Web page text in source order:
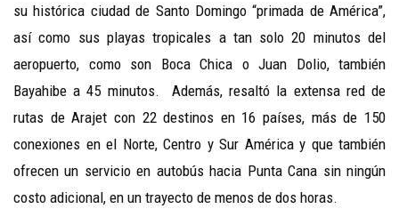
su histórica ciudad de Santo Domingo “primada de América”,
así como sus playas tropicales a tan solo 20 minutos del
aeropuerto, como son Boca Chica o Juan Dolio, también
Bayahibe a 45 minutos. Además, resaltó la extensa red de
rutas de Arajet con 22 destinos en 16 países, más de 150
conexiones en el Norte, Centro y Sur América y que también
ofrecen un servicio en autobús hacia Punta Cana sin ningún
costo adicional, en un trayecto de menos de dos horas.